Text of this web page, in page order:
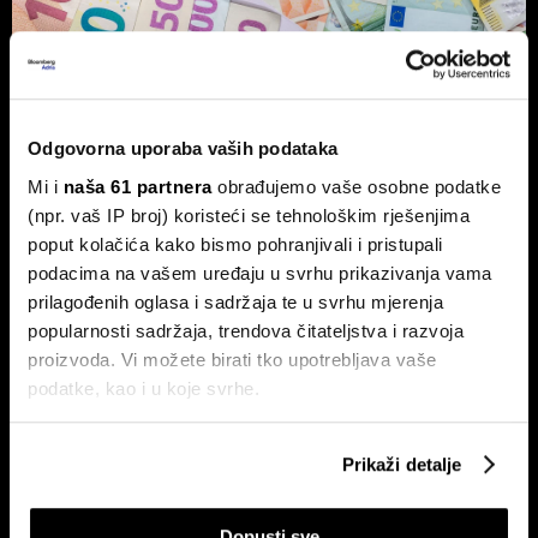
Odgovorna uporaba vaših podataka
Mi i naša 61 partneraobrađujemo vaše osobne podatke
(npr. vaš IP broj) koristeći se tehnološkim rješenjima
poput kolačića kako bismo pohranjivali i pristupali
podacima na vašem uređaju u svrhu prikazivanja vama
prilagođenih oglasa i sadržaja te u svrhu mjerenja
popularnosti sadržaja, trendova čitateljstva i razvoja
proizvoda. Vi možete birati tko upotrebljava vaše
podatke, kao i u koje svrhe.
Prikupljati podatke o vašoj geografskoj lokaciji,
koji mogu biti precizni do radijusa od nekoliko metara
Prikaži detalje
Vlasnik Magazinske kleti izdaje
obveznice - centraliziranom
kuhinjom do trostrukog rasta marže
obveznice vrijedne 1,5 milijuna eura, više od milijun eura
ulažu u sustav centralizirane pripreme hrane.
Evo kako BOX NOW želi
Hrvatskoj